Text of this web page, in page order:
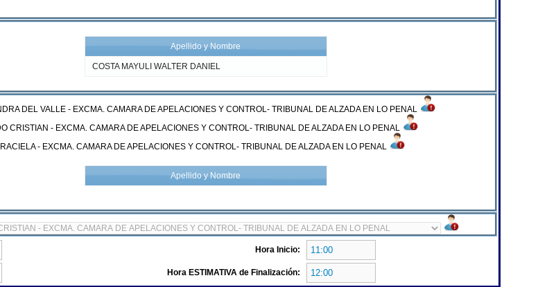
Apellido y Nombre
COSTA MAYULI WALTER DANIEL
DEL VALLE - EXCMA. CAMARA DE APELACIONES Y CONTROL- TRIBUNAL DE ALZADA EN LO PENAL
CRISTIAN - EXCMA. CAMARA DE APELACIONES Y CONTROL- TRIBUNAL DE ALZADA EN LO PENAL
- EXCMA. CAMARA DE APELACIONES Y CONTROL- TRIBUNAL DE ALZADA EN LO PENAL
Apellido y Nombre
Hora Inicio:
Hora ESTIMATIVA de Finalización: